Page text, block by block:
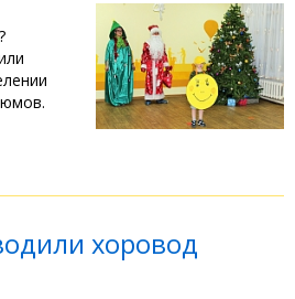
хоровод